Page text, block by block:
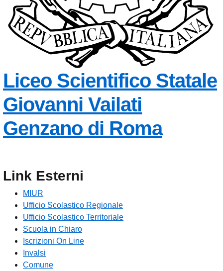
Liceo Scientifico Statale
Giovanni Vailati
Genzano di Roma
Link Esterni
MIUR
Ufficio Scolastico Regionale
Ufficio Scolastico Territoriale
Scuola in Chiaro
Iscrizioni On Line
Invalsi
Comune